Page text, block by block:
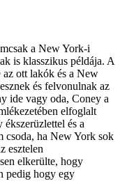
a New York-i
is klasszikus példája. A
az ott lakók és a New
és felvonulnak az
ide vagy oda, Coney a
elfoglalt
és a
csoda, ha New York sok
esztelen
elkerülte, hogy
pedig hogy egy